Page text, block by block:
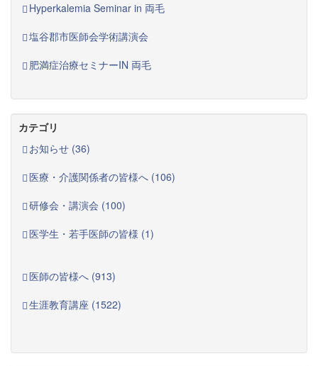
Hyperkalemia Seminar in 両毛
塩谷郡市医師会学術講演会
肥満症治療セミナーIN 両毛
カテゴリ
お知らせ (36)
医療・介護関係者の皆様へ (106)
研修会・講演会 (100)
医学生・若手医師の皆様 (1)
医師の皆様へ (913)
生涯教育講座 (1522)